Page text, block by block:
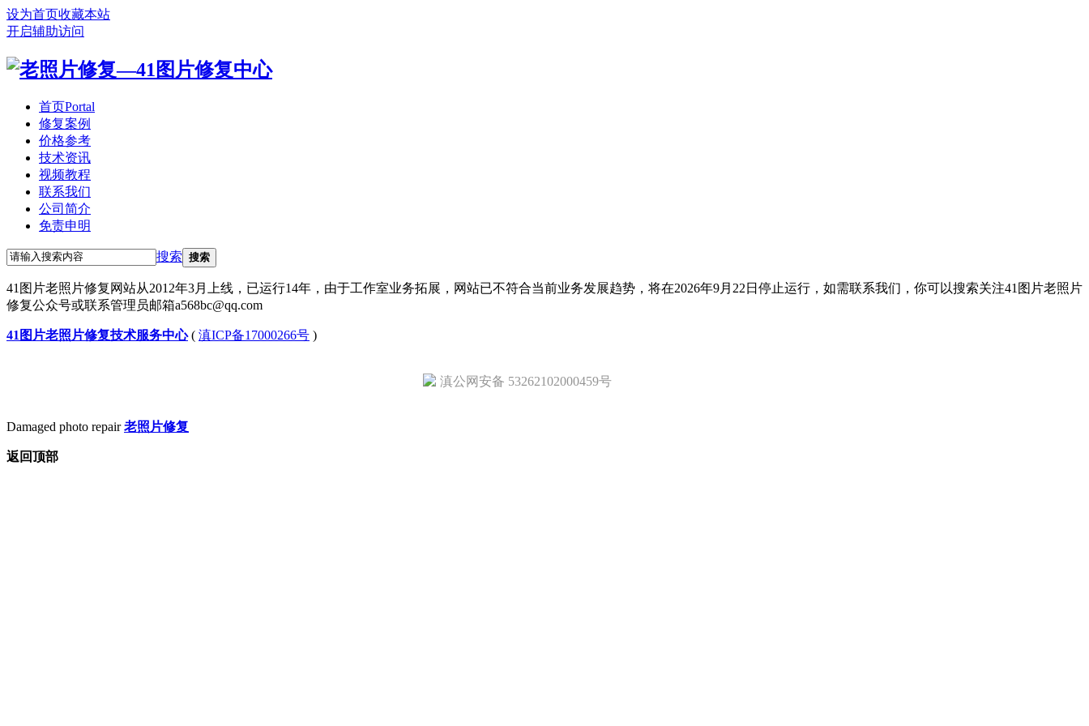
设为首页收藏本站
开启辅助访问
首页Portal
修复案例
价格参考
技术资讯
视频教程
联系我们
公司简介
免责申明
搜索 搜索
41图片老照片修复网站从2012年3月上线，已运行14年，由于工作室业务拓展，网站已不符合当前业务发展趋势，将在2026年9月22日停止运行，如需联系我们，你可以搜索关注41图片老照片
修复公众号或联系管理员邮箱a568bc@qq.com
41图片老照片修复技术服务中心( 滇ICP备17000266号 )
滇公网安备 53262102000459号
Damaged photo repair老照片修复
返回顶部